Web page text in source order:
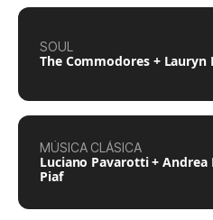
SOUL
The Commodores + Lauryn
MÚSICA CLÁSICA
Luciano Pavarotti + Andrea
Piaf